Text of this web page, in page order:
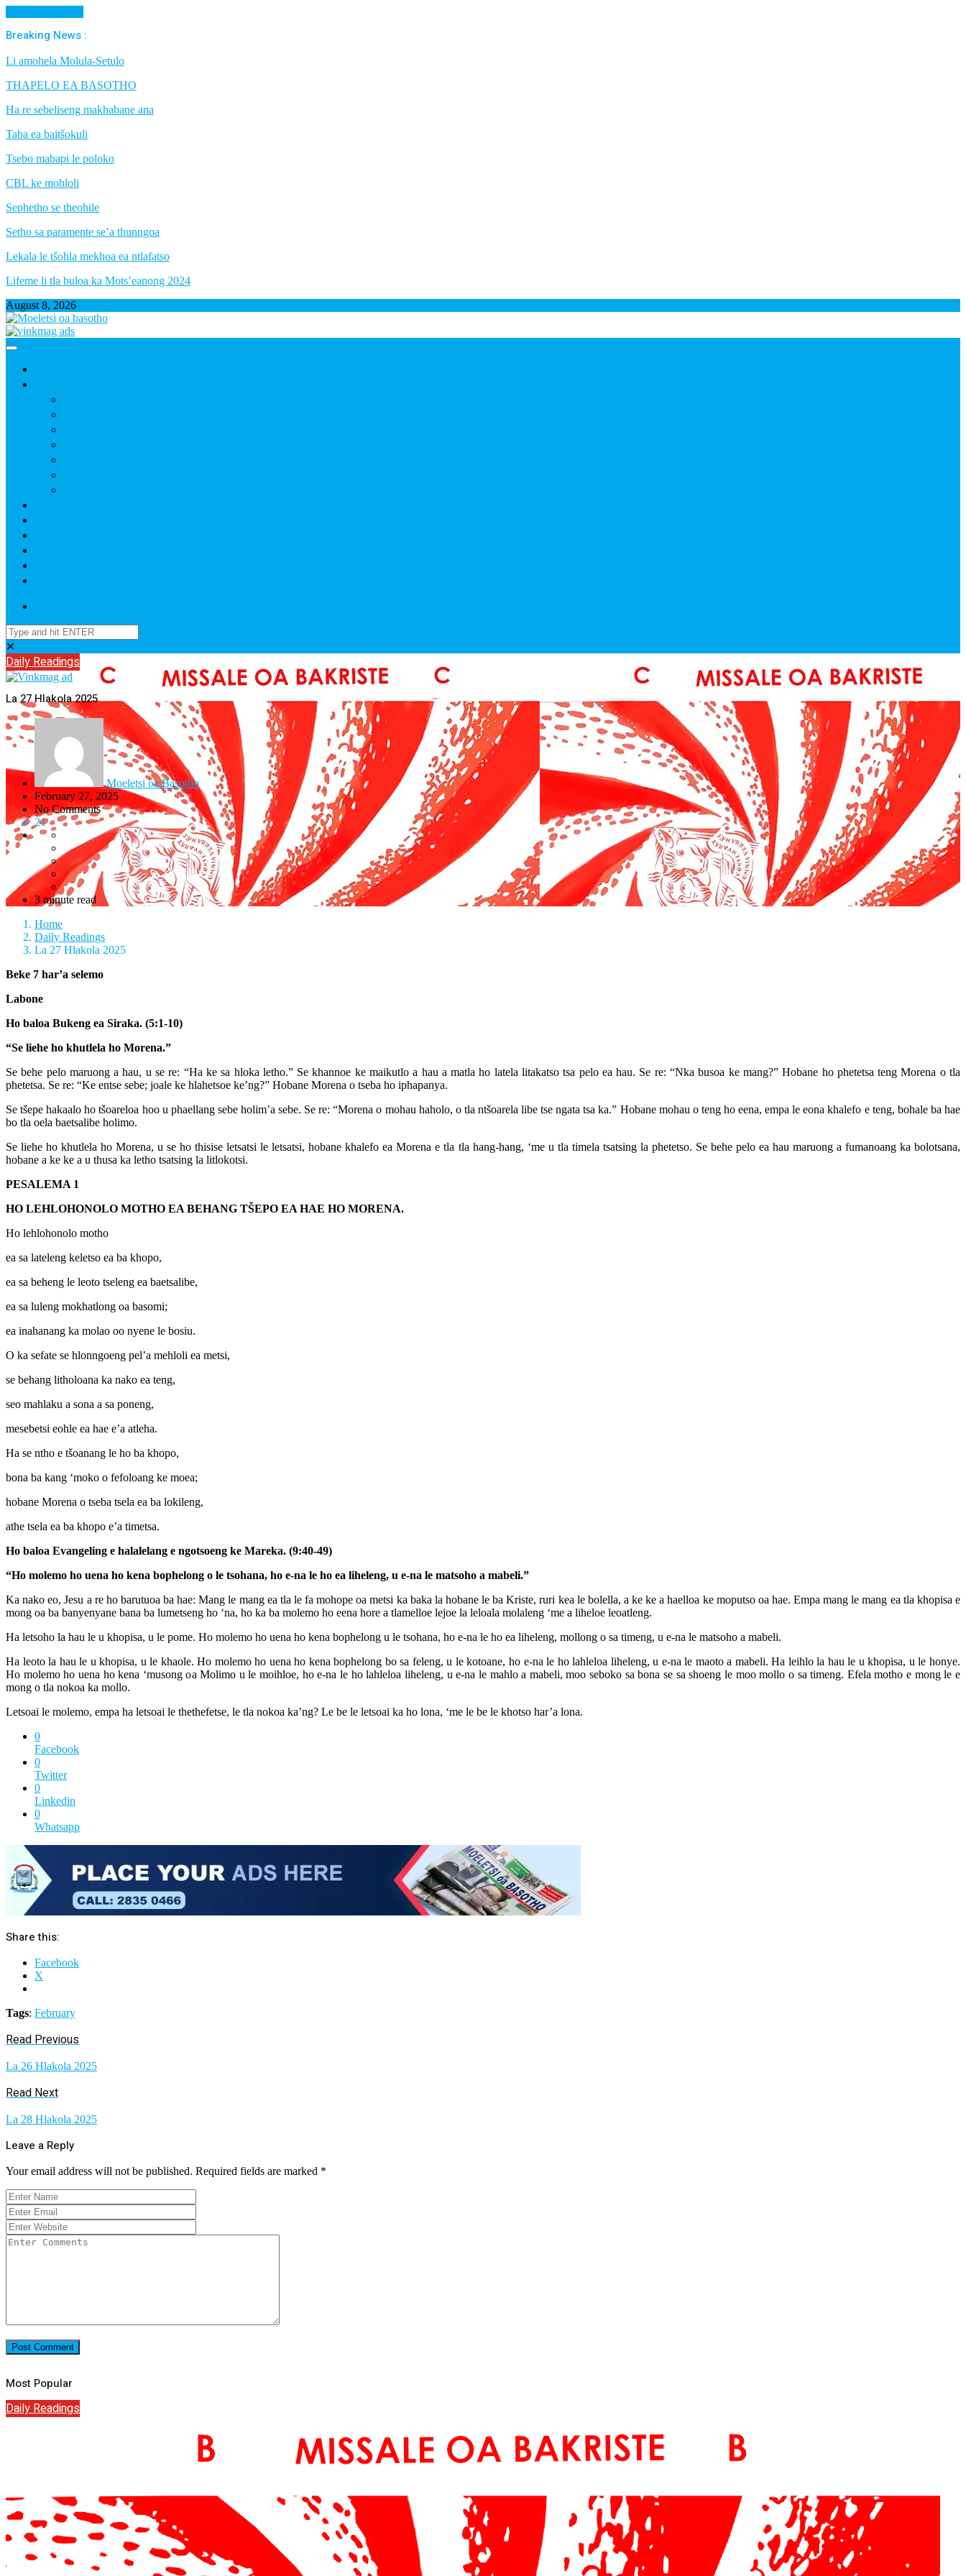
Breaking News :
Li amohela Molula-Setulo
THAPELO EA BASOTHO
Ha re sebeliseng makhabane ana
Taba ea baitšokuli
Tsebo mabapi le poloko
CBL ke mohloli
Sephetho se theohile
Setho sa paramente se’a thunngoa
Lekala le tšohla mekhoa ea ntlafatso
Lifeme li tla buloa ka Mots’eanong 2024
August 8, 2026
✕
Daily Readings
La 27 Hlakola 2025
Moeletsi oa Basotho
February 27, 2025
No Comments
21
3 minute read
Home
Daily Readings
La 27 Hlakola 2025
Beke 7 har’a selemo
Labone
Ho baloa Bukeng ea Siraka. (5:1-10)
“Se liehe ho khutlela ho Morena.”
Se behe pelo maruong a hau, u se re: “Ha ke sa hloka letho.” Se khannoe ke maikutlo a hau a matla ho latela litakatso tsa pelo ea hau. Se re: “Nka busoa ke mang?” Hobane ho phetetsa teng Morena o tla
phetetsa. Se re: “Ke entse sebe; joale ke hlahetsoe ke’ng?” Hobane Morena o tseba ho iphapanya.
Se tšepe hakaalo ho tšoareloa hoo u phaellang sebe holim’a sebe. Se re: “Morena o mohau haholo, o tla ntšoarela libe tse ngata tsa ka.” Hobane mohau o teng ho eena, empa le eona khalefo e teng, bohale ba hae
bo tla oela baetsalibe holimo.
Se liehe ho khutlela ho Morena, u se ho thisise letsatsi le letsatsi, hobane khalefo ea Morena e tla tla hang-hang, ‘me u tla timela tsatsing la phetetso. Se behe pelo ea hau maruong a fumanoang ka bolotsana,
hobane a ke ke a u thusa ka letho tsatsing la litlokotsi.
PESALEMA 1
HO LEHLOHONOLO MOTHO EA BEHANG TŠEPO EA HAE HO MORENA.
Ho lehlohonolo motho
ea sa lateleng keletso ea ba khopo,
ea sa beheng le leoto tseleng ea baetsalibe,
ea sa luleng mokhatlong oa basomi;
ea inahanang ka molao oo nyene le bosiu.
O ka sefate se hlonngoeng pel’a mehloli ea metsi,
se behang litholoana ka nako ea teng,
seo mahlaku a sona a sa poneng,
mesebetsi eohle ea hae e’a atleha.
Ha se ntho e tšoanang le ho ba khopo,
bona ba kang ‘moko o fefoloang ke moea;
hobane Morena o tseba tsela ea ba lokileng,
athe tsela ea ba khopo e’a timetsa.
Ho baloa Evangeling e halalelang e ngotsoeng ke Mareka. (9:40-49)
“Ho molemo ho uena ho kena bophelong o le tsohana, ho e-na le ho ea liheleng, u e-na le matsoho a mabeli.”
Ka nako eo, Jesu a re ho barutuoa ba hae: Mang le mang ea tla le fa mohope oa metsi ka baka la hobane le ba Kriste, ruri kea le bolella, a ke ke a haelloa ke moputso oa hae. Empa mang le mang ea tla khopisa e
mong oa ba banyenyane bana ba lumetseng ho ‘na, ho ka ba molemo ho eena hore a tlamelloe lejoe la leloala molaleng ‘me a liheloe leoatleng.
Ha letsoho la hau le u khopisa, u le pome. Ho molemo ho uena ho kena bophelong u le tsohana, ho e-na le ho ea liheleng, mollong o sa timeng, u e-na le matsoho a mabeli.
Ha leoto la hau le u khopisa, u le khaole. Ho molemo ho uena ho kena bophelong bo sa feleng, u le kotoane, ho e-na le ho lahleloa liheleng, u e-na le maoto a mabeli. Ha leihlo la hau le u khopisa, u le honye.
Ho molemo ho uena ho kena ‘musong oa Molimo u le moihloe, ho e-na le ho lahleloa liheleng, u e-na le mahlo a mabeli, moo seboko sa bona se sa shoeng le moo mollo o sa timeng. Efela motho e mong le e
mong o tla nokoa ka mollo.
Letsoai le molemo, empa ha letsoai le thethefetse, le tla nokoa ka’ng? Le be le letsoai ka ho lona, ‘me le be le khotso har’a lona.
0
Facebook
0
Twitter
0
Linkedin
0
Whatsapp
Share this:
Facebook
X
Tags: February
Read Previous
La 26 Hlakola 2025
Read Next
La 28 Hlakola 2025
Leave a Reply
Your email address will not be published. Required fields are marked *
Most Popular
Daily Readings